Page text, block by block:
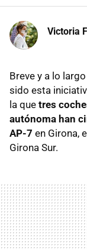
Victoria
Breve y a lo
sido esta
la que tres
autónoma han
AP-7 en Girona,
Girona Sur.